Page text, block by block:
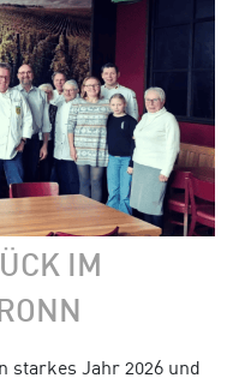
IM
starkes Jahr 2026 und